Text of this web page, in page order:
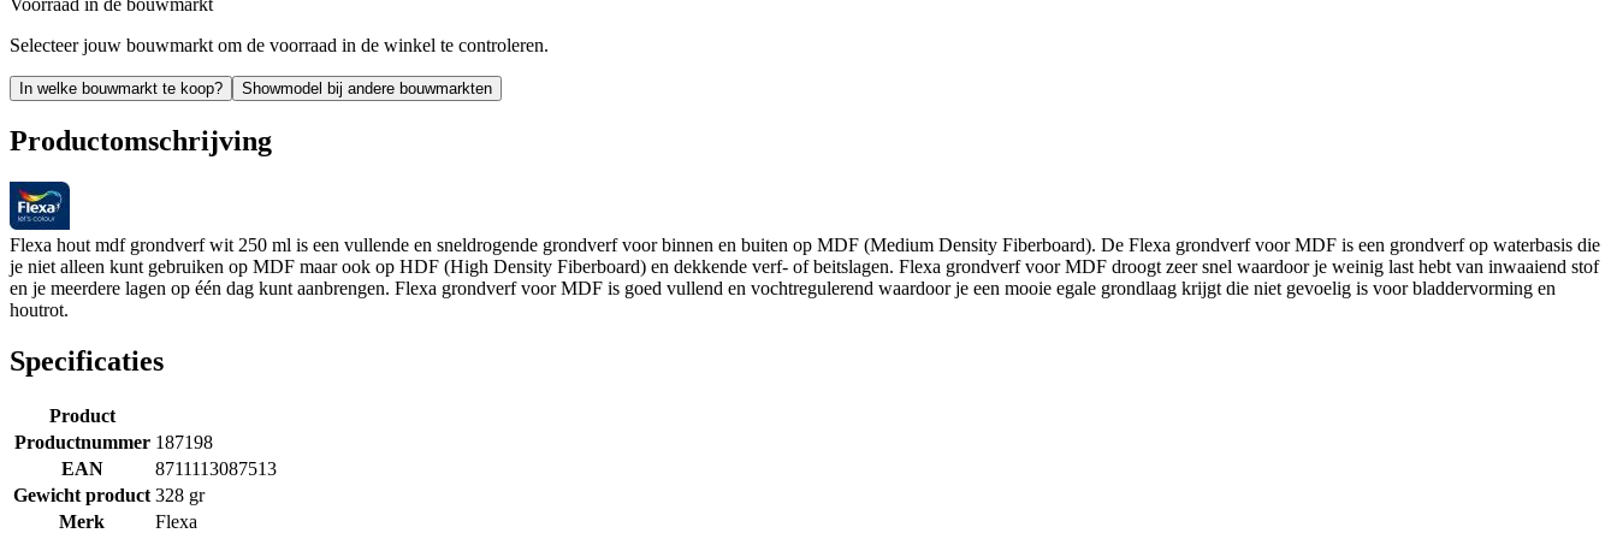
Selecteer jouw bouwmarkt om de voorraad in de winkel te controleren.
In welke bouwmarkt te koop? Showmodel bij andere bouwmarkten
Productomschrijving
Flexa hout mdf grondverf wit 250 ml is een vullende en sneldrogende grondverf voor binnen en buiten op MDF (Medium Density Fiberboard). De Flexa grondverf voor MDF is een grondverf op waterbasis die
je niet alleen kunt gebruiken op MDF maar ook op HDF (High Density Fiberboard) en dekkende verf- of beitslagen. Flexa grondverf voor MDF droogt zeer snel waardoor je weinig last hebt van inwaaiend stof
en je meerdere lagen op één dag kunt aanbrengen. Flexa grondverf voor MDF is goed vullend en vochtregulerend waardoor je een mooie egale grondlaag krijgt die niet gevoelig is voor bladdervorming en
houtrot.
Specificaties
Product
Productnummer 187198
EAN
8711113087513
Gewicht product 328 gr
Merk
Flexa